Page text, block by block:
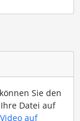
Sie den
Datei auf
auf